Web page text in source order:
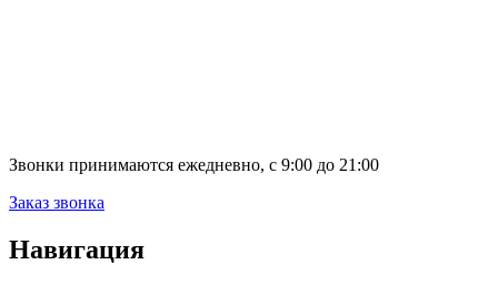
Звонки принимаются ежедневно, с 9:00 до 21:00
Заказ звонка
Навигация